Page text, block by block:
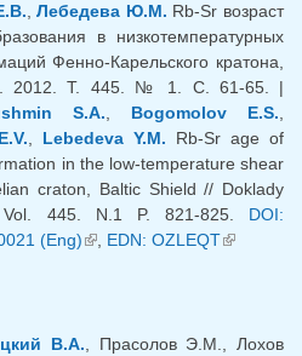
,Лебедева Ю.М. Rb-Sr возраст
в низкотемпературных
Фенно-Карельского кратона,
2012. Т. 445. № 1. С. 61-65. |
S.A., Bogomolov E.S.,
, Lebedeva Y.M. Rb-Sr age of
in the low-temperature shear
craton, Baltic Shield // Doklady
Vol. 445. N.1 P. 821-825. DOI:
(Eng)(link is external)
, EDN: OZLEQT(link is
В.А. , Прасолов Э.М., Лохов